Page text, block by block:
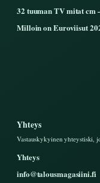
32 tuuman TV mitat cm
Milloin on Euroviisut
Yhteys
Vastauskykyinen yhteystiski,
Yhteys
info@talousmagasiini.fi